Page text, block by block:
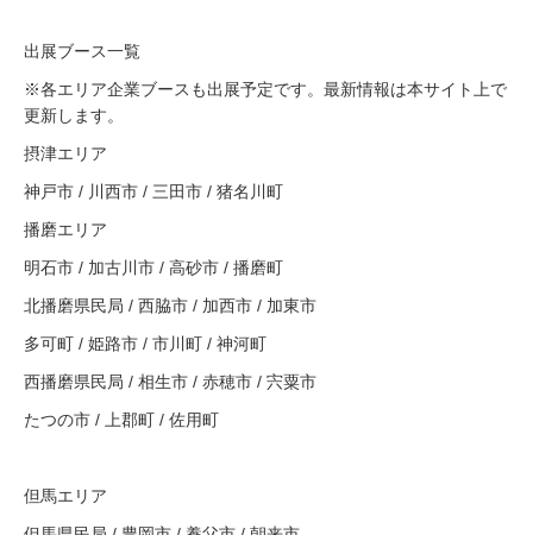
出展ブース一覧
※各エリア企業ブースも出展予定です。最新情報は本サイト上で
更新します。
摂津エリア
神戸市 / 川西市 / 三田市 / 猪名川町
播磨エリア
明石市 / 加古川市 / 高砂市 / 播磨町
北播磨県民局 / 西脇市 / 加西市 / 加東市
多可町 / 姫路市 / 市川町 / 神河町
西播磨県民局 / 相生市 / 赤穂市 / 宍粟市
たつの市 / 上郡町 / 佐用町
但馬エリア